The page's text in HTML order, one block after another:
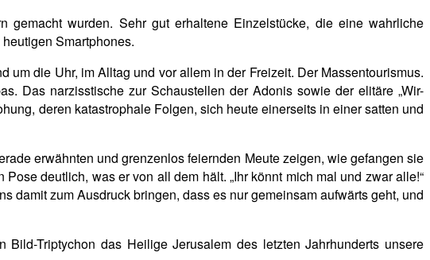
wurden. Sehr gut erhaltene Einzelstücke, die eine wahrliche
Smartphones.
die Uhr, im Alltag und vor allem in der Freizeit. Der Massentourismus.
Das narzisstische zur Schaustellen der Adonis sowie der elitäre „Wir-
deren katastrophale Folgen, sich heute einerseits in einer satten und
erwähnten und grenzenlos feiernden Meute zeigen, wie gefangen sie
deutlich, was er von all dem hält. „Ihr könnt mich mal und zwar alle!“
damit zum Ausdruck bringen, dass es nur gemeinsam aufwärts geht, und
Triptychon das Heilige Jerusalem des letzten Jahrhunderts unsere